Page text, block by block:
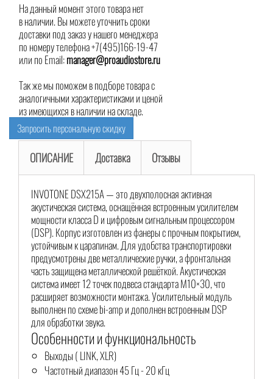
На данный момент этого товара нет
в наличии. Вы можете уточнить сроки
доставки под заказ у нашего менеджера
по номеру телефона +7(495)166-19-47
или по Email:manager@proaudiostore.ru
Так же мы поможем в подборе товара с
аналогичными характеристиками и ценой
из имеющихся в наличии на складе.
Запросить персональную скидку
ОПИСАНИЕ Доставка Отзывы
INVOTONE DSX215A — это двухполосная активная
акустическая система, оснащённая встроенным усилителем
мощности класса D и цифровым сигнальным процессором
(DSP). Корпус изготовлен из фанеры с прочным покрытием,
устойчивым к царапинам. Для удобства транспортировки
предусмотрены две металлические ручки, а фронтальная
часть защищена металлической решёткой. Акустическая
система имеет 12 точек подвеса стандарта M10×30, что
расширяет возможности монтажа. Усилительный модуль
выполнен по схеме bi-amp и дополнен встроенным DSP
для обработки звука.
Особенности и функциональность
Выходы ( LINK, XLR)
Частотный диапазон 45 Гц - 20 кГц